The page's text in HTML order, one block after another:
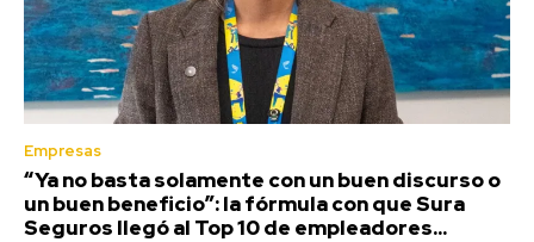
Empresas
“Ya no basta solamente con un buen discurso o
un buen beneficio”: la fórmula con que Sura
Seguros llegó al Top 10 de empleadores...